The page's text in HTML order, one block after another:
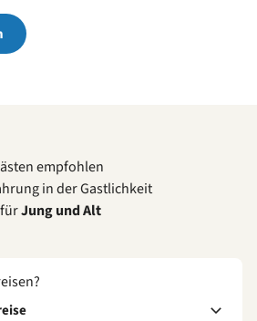
empfohlen
in der Gastlichkeit
Jung und Alt